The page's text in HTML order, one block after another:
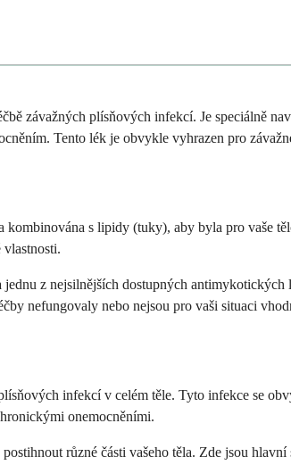
závažných plísňových infekcí. Je speciálně
Tento lék je obvykle vyhrazen pro
s lipidy (tuky), aby byla pro vaše
z nejsilnějších dostupných antimykotických
nefungovaly nebo nejsou pro vaši situaci
infekcí v celém těle. Tyto infekce se
onemocněními.
různé části vašeho těla. Zde jsou hlavní